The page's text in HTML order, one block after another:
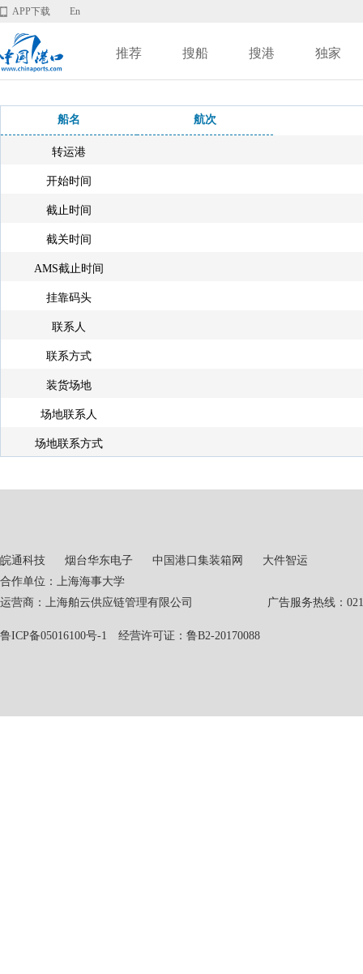
APP下载 En
推荐 搜船 搜港 独家
船名 航次
转运港
开始时间
截止时间
截关时间
AMS截止时间
挂靠码头
联系人
联系方式
装货场地
场地联系人
场地联系方式
皖通科技 烟台华东电子 中国港口集装箱网
大件智运
合作单位：上海海事大学
运营商：上海舶云供应链管理有限公司 广告服务热线：021-
鲁ICP备05016100号-1 经营许可证：鲁B2-20170088